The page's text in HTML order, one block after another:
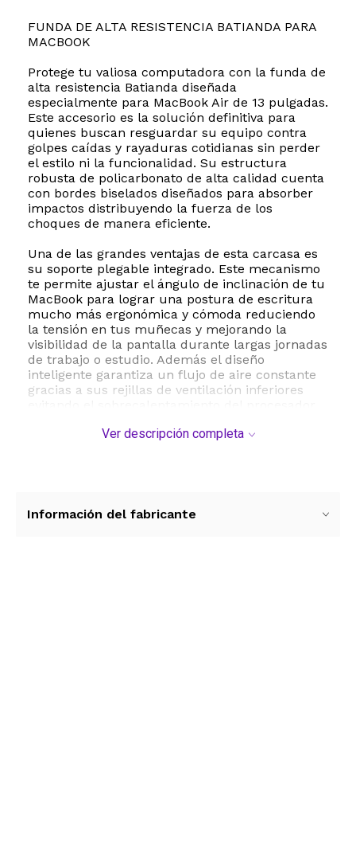
FUNDA DE ALTA RESISTENCIA BATIANDA PARA
MACBOOK
Protege tu valiosa computadora con la funda de
alta resistencia Batianda diseñada
especialmente para MacBook Air de 13 pulgadas.
Este accesorio es la solución definitiva para
quienes buscan resguardar su equipo contra
golpes caídas y rayaduras cotidianas sin perder
el estilo ni la funcionalidad. Su estructura
robusta de policarbonato de alta calidad cuenta
con bordes biselados diseñados para absorber
impactos distribuyendo la fuerza de los
choques de manera eficiente.
Una de las grandes ventajas de esta carcasa es
su soporte plegable integrado. Este mecanismo
te permite ajustar el ángulo de inclinación de tu
MacBook para lograr una postura de escritura
mucho más ergonómica y cómoda reduciendo
la tensión en tus muñecas y mejorando la
visibilidad de la pantalla durante largas jornadas
de trabajo o estudio. Además el diseño
inteligente garantiza un flujo de aire constante
gracias a sus rejillas de ventilación inferiores
La instalación es sumamente sencilla gracias a
lo que no necesitarás retirar la funda para
Ver descripción completa
Información del fabricante